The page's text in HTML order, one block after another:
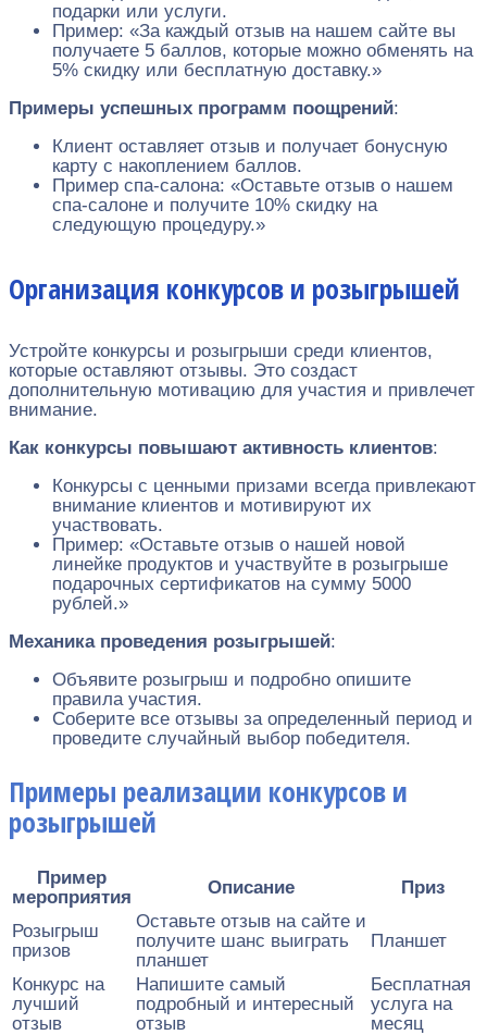
подарки или услуги.
Пример: «За каждый отзыв на нашем сайте вы
получаете 5 баллов, которые можно обменять на
5% скидку или бесплатную доставку.»
Примеры успешных программ поощрений:
Клиент оставляет отзыв и получает бонусную
карту с накоплением баллов.
Пример спа-салона: «Оставьте отзыв о нашем
спа-салоне и получите 10% скидку на
следующую процедуру.»
Организация конкурсов и розыгрышей
Устройте конкурсы и розыгрыши среди клиентов,
которые оставляют отзывы. Это создаст
дополнительную мотивацию для участия и привлечет
внимание.
Как конкурсы повышают активность клиентов:
Конкурсы с ценными призами всегда привлекают
внимание клиентов и мотивируют их
участвовать.
Пример: «Оставьте отзыв о нашей новой
линейке продуктов и участвуйте в розыгрыше
подарочных сертификатов на сумму 5000
рублей.»
Механика проведения розыгрышей:
Объявите розыгрыш и подробно опишите
правила участия.
Соберите все отзывы за определенный период и
проведите случайный выбор победителя.
Примеры реализации конкурсов и
розыгрышей
Пример
мероприятия
Описание Приз
Розыгрыш
призов
Оставьте отзыв на сайте и
получите шанс выиграть
планшет
Планшет
Конкурс на
лучший
отзыв
Напишите самый
подробный и интересный
отзыв
Бесплатная
услуга на
месяц